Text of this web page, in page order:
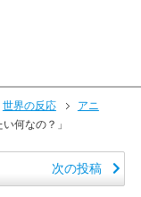
世界の反応
アニ
何なの？」
次の投稿